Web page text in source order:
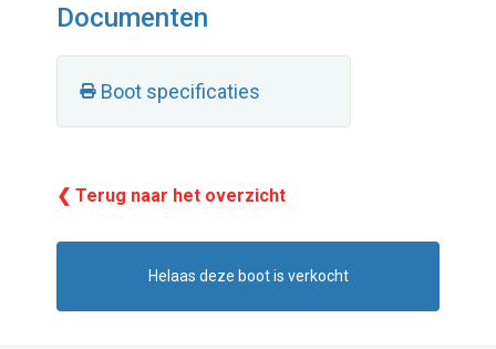
Documenten
Boot specificaties
❮ Terug naar het overzicht
Helaas deze boot is verkocht